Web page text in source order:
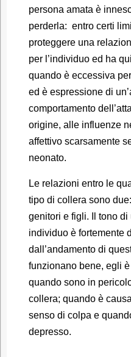
persona amata è
perderla: entro certi
proteggere una
per l’individuo ed ha
quando è eccessiva
ed è espressione di
comportamento
origine, alle influenze
affettivo scarsamente
neonato.
Le relazioni entro le
tipo di collera sono
genitori e figli. Il tono
individuo è fortemente
dall’andamento di
funzionano bene, egli
quando sono in
collera; quando è
senso di colpa e
depresso.